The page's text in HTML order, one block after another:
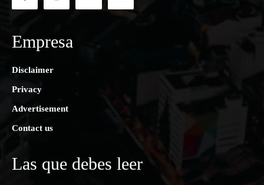
Empresa
Disclaimer
Privacy
Advertisement
Contact us
Las que debes leer